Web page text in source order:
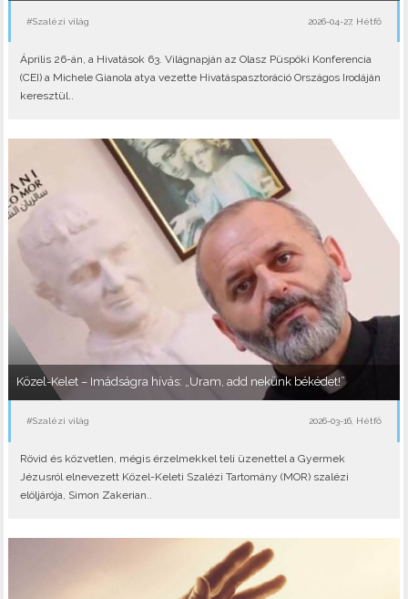
#Szalézi világ 2026-04-27, Hétfő
Április 26-án, a Hivatások 63. Világnapján az Olasz Püspöki Konferencia
(CEI) a Michele Gianola atya vezette Hivatáspasztoráció Országos Irodáján
keresztül..
Közel-Kelet – Imádságra hívás: „Uram, add nekünk békédet!”
#Szalézi világ 2026-03-16, Hétfő
Rövid és közvetlen, mégis érzelmekkel teli üzenettel a Gyermek
Jézusról elnevezett Közel-Keleti Szalézi Tartomány (MOR) szalézi
elöljárója, Simon Zakerian..